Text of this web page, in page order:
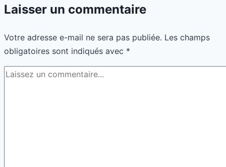
te
rigide
Laisser un commentaire
Votre adresse e-mail ne sera pas publiée. Les champs
obligatoires sont indiqués avec *